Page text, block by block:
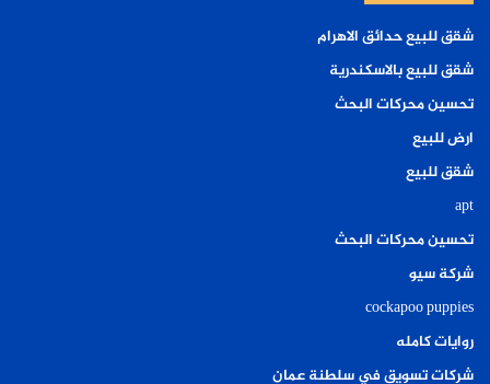
شقق للبيع حدائق الاهرام
شقق للبيع بالاسكندرية
تحسين محركات البحث
ارض للبيع
شقق للبيع
apt
تحسين محركات البحث
شركة سيو
cockapoo puppies
روايات كامله
شركات تسويق في سلطنة عمان